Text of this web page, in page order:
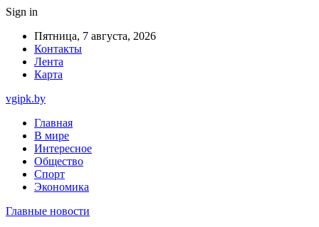
Sign in
Пятница, 7 августа, 2026
Контакты
Лента
Карта
vgipk.by
Главная
В мире
Интересное
Общество
Спорт
Экономика
Главные новости